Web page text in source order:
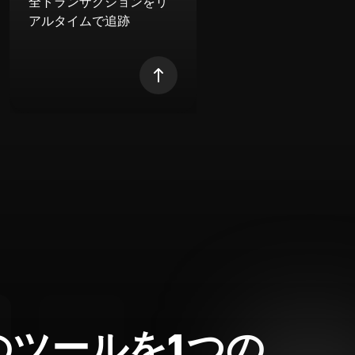
アルタイムで追跡